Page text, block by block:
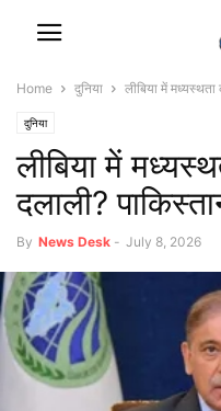
Home दुनिया लीबिया में
दुनिया
लीबिया में
दलाली?
By News Desk - July 8, 2026